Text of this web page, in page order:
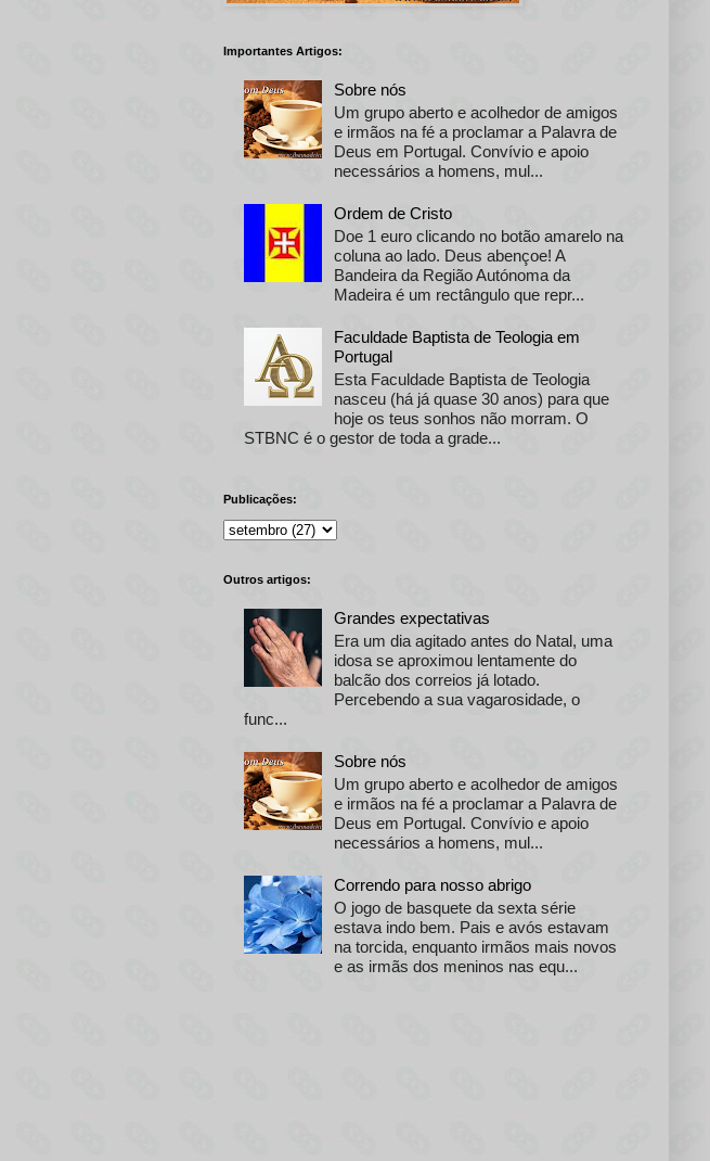
Importantes Artigos:
Sobre nós
Um grupo aberto e acolhedor de amigos
e irmãos na fé a proclamar a Palavra de
Deus em Portugal. Convívio e apoio
necessários a homens, mul...
Ordem de Cristo
Doe 1 euro clicando no botão amarelo na
coluna ao lado. Deus abençoe! A
Bandeira da Região Autónoma da
Madeira é um rectângulo que repr...
Faculdade Baptista de Teologia em
Portugal
Esta Faculdade Baptista de Teologia
nasceu (há já quase 30 anos) para que
hoje os teus sonhos não morram. O
STBNC é o gestor de toda a grade...
Publicações:
Outros artigos:
Grandes expectativas
Era um dia agitado antes do Natal, uma
idosa se aproximou lentamente do
balcão dos correios já lotado.
Percebendo a sua vagarosidade, o
func...
Sobre nós
Um grupo aberto e acolhedor de amigos
e irmãos na fé a proclamar a Palavra de
Deus em Portugal. Convívio e apoio
necessários a homens, mul...
Correndo para nosso abrigo
O jogo de basquete da sexta série
estava indo bem. Pais e avós estavam
na torcida, enquanto irmãos mais novos
e as irmãs dos meninos nas equ...